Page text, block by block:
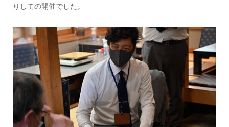
りしての開催でした。